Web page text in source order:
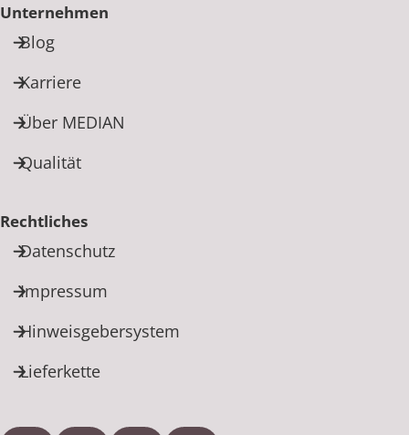
Unternehmen
Blog
Karriere
Über MEDIAN
Qualität
Rechtliches
Datenschutz
Impressum
Hinweisgebersystem
Lieferkette